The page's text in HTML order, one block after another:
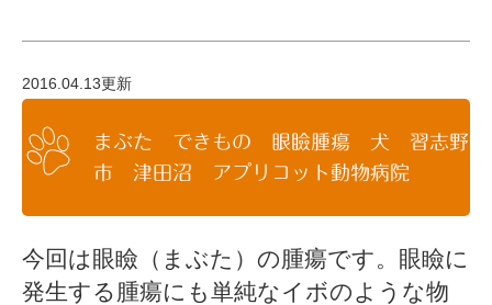
2016.04.13更新
まぶた できもの 眼瞼腫瘍 犬 習志野
市 津田沼 アプリコット動物病院
今回は眼瞼（まぶた）の腫瘍です。眼瞼に
発生する腫瘍にも単純なイボのような物